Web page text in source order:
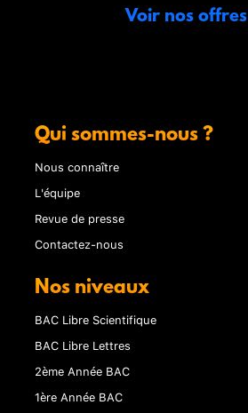
Voir nos offres
Qui sommes-nous ?
Nous connaître
L'équipe
Revue de presse
Contactez-nous
Nos niveaux
BAC Libre Scientifique
BAC Libre Lettres
2ème Année BAC
1ère Année BAC